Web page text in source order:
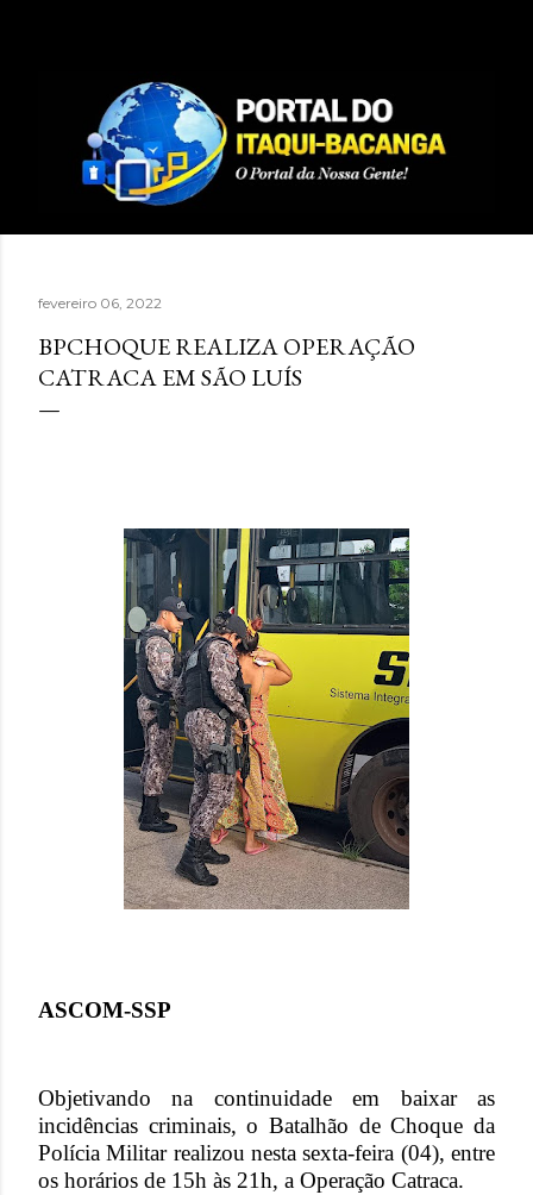
fevereiro 06, 2022
BPCHOQUE REALIZA OPERAÇÃO
CATRACA EM SÃO LUÍS
ASCOM-SSP
Objetivando na continuidade em baixar as
incidências criminais, o Batalhão de Choque da
Polícia Militar realizou nesta sexta-feira (04), entre
os horários de 15h às 21h, a Operação Catraca.